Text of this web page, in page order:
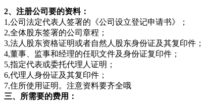
2、注册公司要的资料：
1,公司法定代表人签署的《公司设立登记申请书》；
2,全体股东签署的公司章程；
3,法人股东资格证明或者自然人股东身份证及其复印件；
4,董事、监事和经理的任职文件及身份证复印件；
5,指定代表或委托代理人证明；
6,代理人身份证及其复印件；
7,住所使用证明。注意资料要齐全哦
三、所需要的费用：